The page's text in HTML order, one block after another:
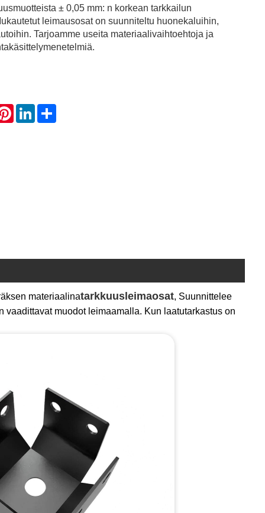
± 0,05 mm: n korkean tarkkailun
leimausosat on suunniteltu huonekaluihin,
Tarjoamme useita materiaalivaihtoehtoja ja
PinterestLinkedIn
materiaalinatarkkuusleimaosat, Suunnittelee
muodot leimaamalla. Kun laatutarkastus on